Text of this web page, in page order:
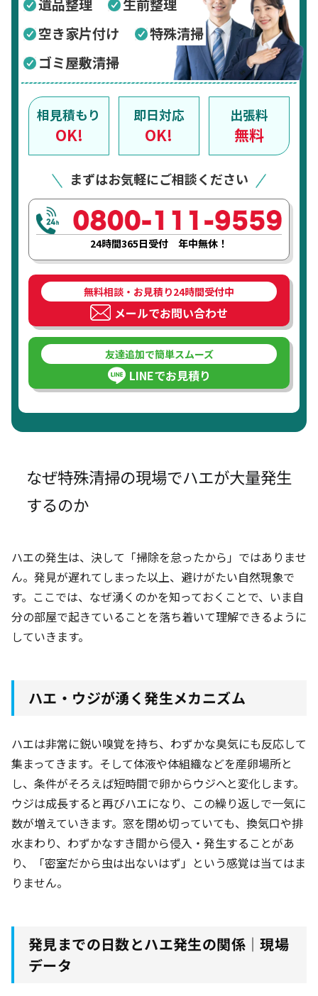
遺品整理
生前整理
空き家片付け
特殊清掃
ゴミ屋敷清掃
相見積もり
OK!
即日対応
OK!
出張料
無料
まずはお気軽にご相談ください
24時間365日受付 年中無休！
無料相談・お見積り24時間受付中
メールでお問い合わせ
友達追加で簡単スムーズ
LINEでお見積り
なぜ特殊清掃の現場でハエが大量発生
するのか
ハエの発生は、決して「掃除を怠ったから」ではありませ
ん。発見が遅れてしまった以上、避けがたい自然現象で
す。ここでは、なぜ湧くのかを知っておくことで、いま自
分の部屋で起きていることを落ち着いて理解できるように
していきます。
ハエ・ウジが湧く発生メカニズム
ハエは非常に鋭い嗅覚を持ち、わずかな臭気にも反応して
集まってきます。そして体液や体組織などを産卵場所と
し、条件がそろえば短時間で卵からウジへと変化します。
ウジは成長すると再びハエになり、この繰り返しで一気に
数が増えていきます。窓を閉め切っていても、換気口や排
水まわり、わずかなすき間から侵入・発生することがあ
り、「密室だから虫は出ないはず」という感覚は当てはま
りません。
発見までの日数とハエ発生の関係｜現場
データ